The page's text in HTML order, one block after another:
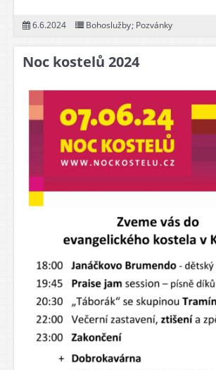
6.6.2024 Bohoslužby; Pozvánky
Noc kostelů 2024